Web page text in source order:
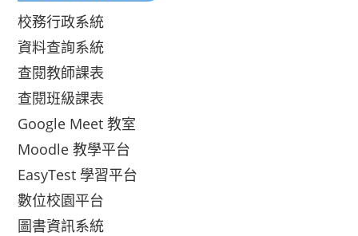
校務行政系統
資料查詢系統
查閱教師課表
查閱班級課表
Google Meet 教室
Moodle 教學平台
EasyTest 學習平台
數位校園平台
圖書資訊系統